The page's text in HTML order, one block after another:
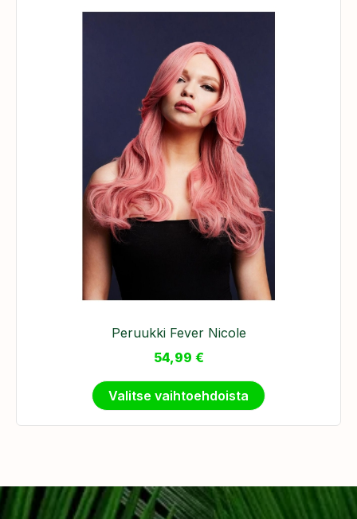
Peruukki Fever Nicole
54,99 €
Valitse vaihtoehdoista